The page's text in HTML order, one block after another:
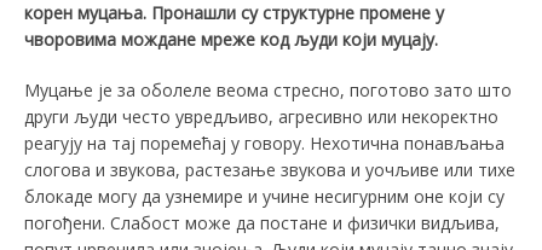
корен муцања. Пронашли су структурне промене у
чворовима мождане мреже код људи који муцају.
Муцање је за оболеле веома стресно, поготово зато што
други људи често увредљиво, агресивно или некоректно
реагују на тај поремећај у говору. Нехотична понављања
слогова и звукова, растезање звукова и уочљиве или тихе
блокаде могу да узнемире и учине несигурним оне који су
погођени. Слабост може да постане и физички видљива,